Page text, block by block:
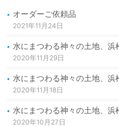
オーダーご依頼品
2021年11月24日
水にまつわる神々の土地、
2020年11月29日
水にまつわる神々の土地、
2020年11月18日
水にまつわる神々の土地、
2020年10月27日